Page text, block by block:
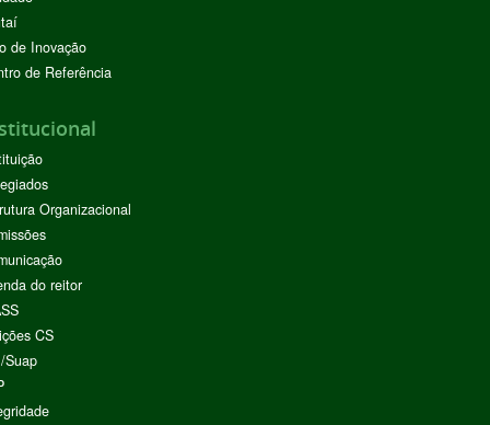
de Inovação
de Referência
Organizacional
do reitor
CS
Suap